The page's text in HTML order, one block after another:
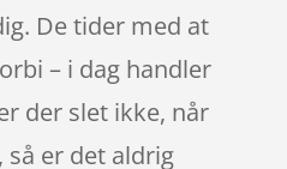
De tider med at
– i dag handler
der slet ikke, når
er det aldrig